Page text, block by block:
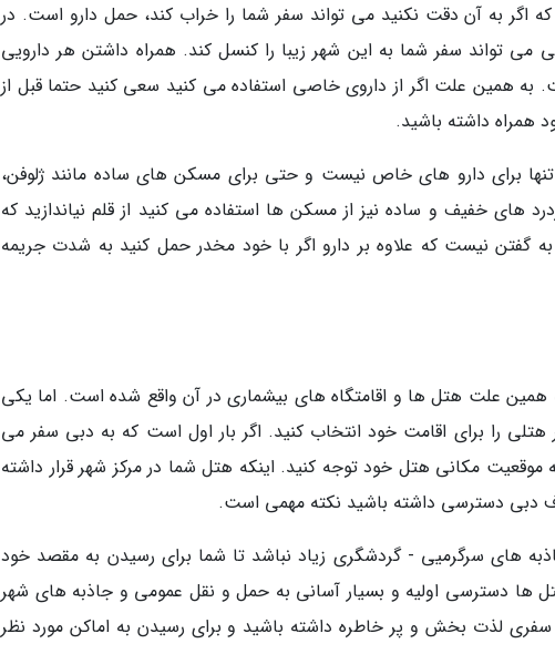
اگر به آن دقت نکنید می تواند سفر شما را خراب کند، حمل دارو است. در
می تواند سفر شما به این شهر زیبا را کنسل کند. همراه داشتن هر دارویی
همین علت اگر از داروی خاصی استفاده می کنید سعی کنید حتما قبل از
همراه داشته باشید.
برای دارو های خاص نیست و حتی برای مسکن های ساده مانند ژلوفن،
های خفیف و ساده نیز از مسکن ها استفاده می کنید از قلم نیاندازید که
به گفتن نیست که علاوه بر دارو اگر با خود مخدر حمل کنید به شدت جریمه
علت هتل ها و اقامتگاه های بیشماری در آن واقع شده است. اما یکی
را برای اقامت خود انتخاب کنید. اگر بار اول است که به دبی سفر می
موقعیت مکانی هتل خود توجه کنید. اینکه هتل شما در مرکز شهر قرار داشته
دبی دسترسی داشته باشید نکته مهمی است.
های سرگرمیی - گردشگری زیاد نباشد تا شما برای رسیدن به مقصد خود
ها دسترسی اولیه و بسیار آسانی به حمل و نقل عمومی و جاذبه های شهر
لذت بخش و پر خاطره داشته باشید و برای رسیدن به اماکن مورد نظر